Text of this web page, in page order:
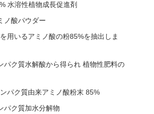
水溶性植物成長促進剤
ノ酸パウダー
用いるアミノ酸の粉85%を抽出しま
ク質水解酸から得られ 植物性肥料の
パク質由来アミノ酸粉末 85%
パク質加水分解物